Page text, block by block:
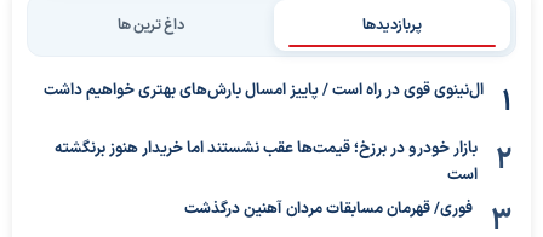
پربازدیدها داغ ترین ها
ال‌نینوی قوی در راه است / پاییز امسال بارش‌های بهتری خواهیم داشت
بازار خودرو در برزخ؛ قیمت‌ها عقب نشستند اما خریدار هنوز برنگشته
است
فوری/ قهرمان مسابقات مردان آهنین درگذشت